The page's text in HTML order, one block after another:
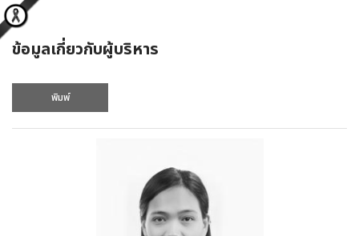
ข้อมูลเกี่ยวกับผู้บริหาร
พิมพ์